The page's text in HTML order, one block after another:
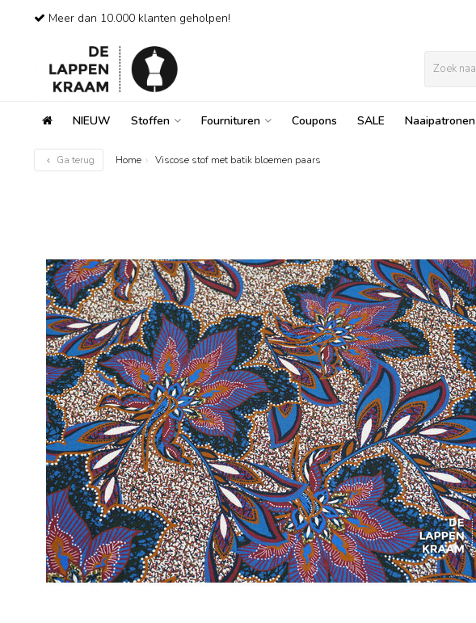
Meer dan 10.000 klanten geholpen!
NIEUW Stoffen Fournituren Coupons SALE Naaipatronen
Ga terug Home Viscose stof met batik bloemen paars